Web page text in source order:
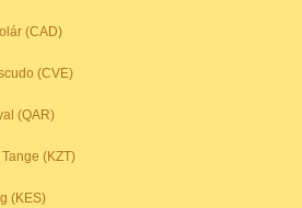
(CAD)
(CVE)
(QAR)
(KZT)
(KES)